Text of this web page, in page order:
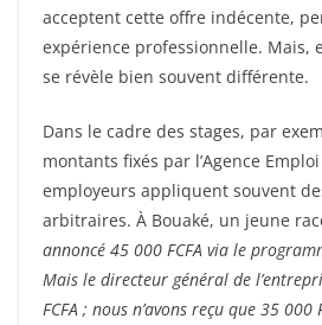
acceptent cette offre indécente,
expérience professionnelle. Mais,
se révèle bien souvent différente.
Dans le cadre des stages, par
montants fixés par l’Agence
employeurs appliquent souvent
arbitraires. À Bouaké, un jeune
annoncé 45 000 FCFA via le
Mais le directeur général de
FCFA ; nous n’avons reçu que 35 000